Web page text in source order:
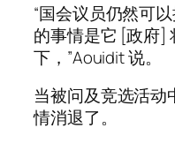
“国会议员仍然可
的事情是它 [政府]
下，”Aouidit 说。
当被问及竞选活动
情消退了。